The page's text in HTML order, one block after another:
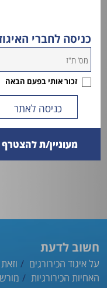
חשוב לדעת
על איגוד הכירורגים
האחיות הכירורגיות
כניסה לחברי
זכור אותי בפעם הבאה
מעוניין/ת להצטרף